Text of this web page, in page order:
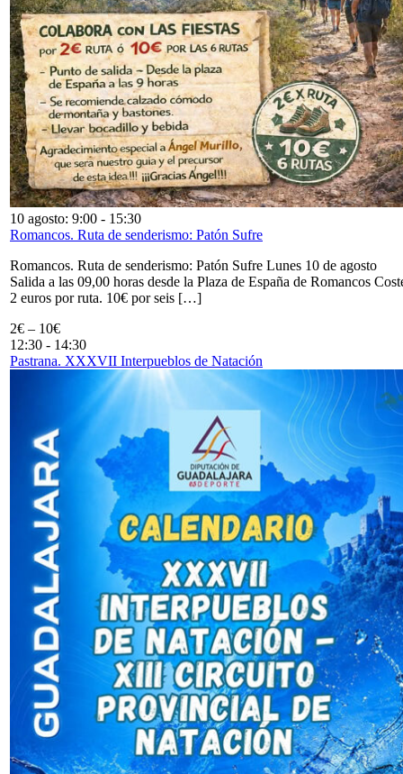
10 agosto: 9:00 - 15:30
Romancos. Ruta de senderismo: Patón Sufre
Romancos. Ruta de senderismo: Patón Sufre Lunes 10 de agosto
Salida a las 09,00 horas desde la Plaza de España de Romancos
2 euros por ruta. 10€ por seis […]
2€ – 10€
12:30 - 14:30
Pastrana. XXXVII Interpueblos de Natación